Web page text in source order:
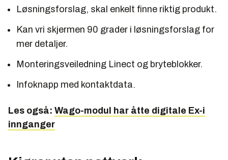
Løsningsforslag, skal enkelt finne riktig produkt.
Kan vri skjermen 90 grader i løsningsforslag for
mer detaljer.
Monteringsveiledning Linect og bryteblokker.
Infoknapp med kontaktdata.
Les også: Wago-modul har åtte digitale Ex-i
innganger